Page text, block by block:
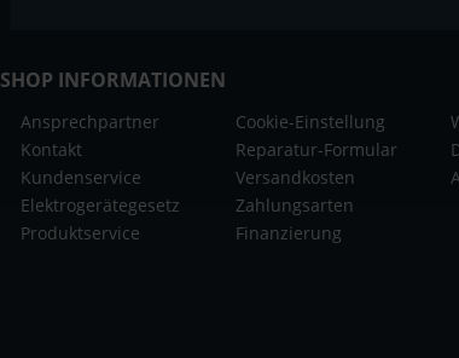
SHOP INFORMATIONEN
Ansprechpartner
Kontakt
Kundenservice
Elektrogerätegesetz
Produktservice
Cookie-Einstellung
Reparatur-Formular
Versandkosten
Zahlungsarten
Finanzierung